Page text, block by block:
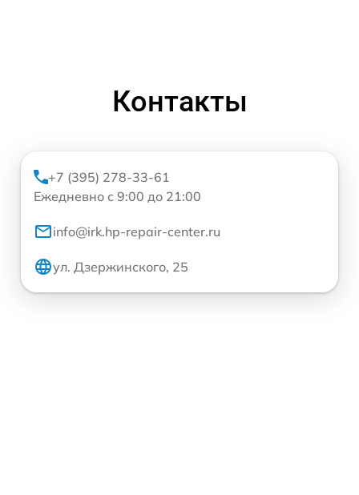
Контакты
+7 (395) 278-33-61
Ежедневно с 9:00 до 21:00
info@irk.hp-repair-center.ru
ул. Дзержинского, 25